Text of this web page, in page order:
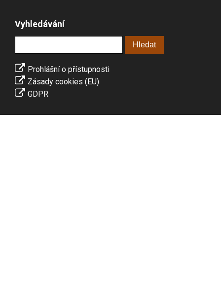
Vyhledávání
Prohlášní o přístupnosti
Zásady cookies (EU)
GDPR